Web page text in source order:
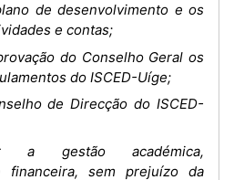
de desenvolvimento e os
e contas;
do Conselho Geral os
do ISCED-Uíge;
de Direcção do ISCED-
a gestão académica,
financeira, sem prejuízo da